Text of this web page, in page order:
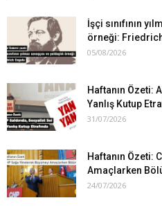
İşçi sınıfının
örneği:
05/08/2026
Haftanın Özeti:
Yanlış Kutup
31/07/2026
Haftanın Özeti:
Amaçlarken
24/07/2026